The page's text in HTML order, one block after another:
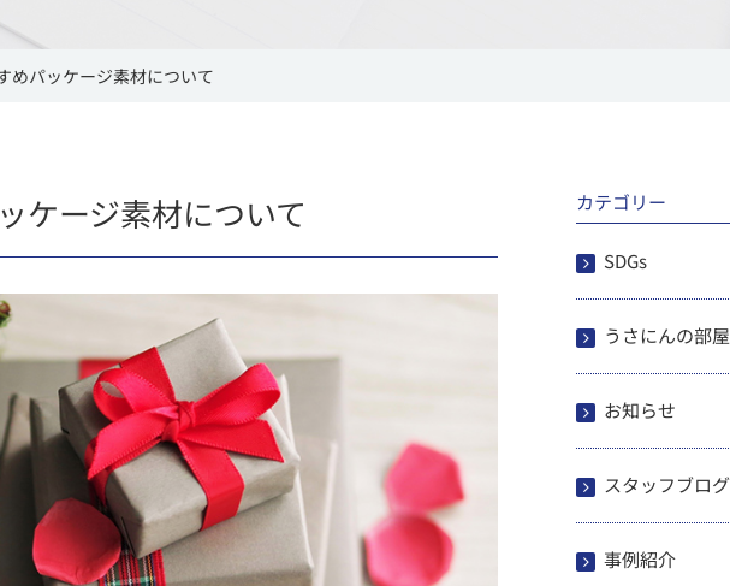
めパッケージ素材について
ケージ素材について カテゴリー
SDGs
うさにんの部屋
お知らせ
スタッフブログ
事例紹介